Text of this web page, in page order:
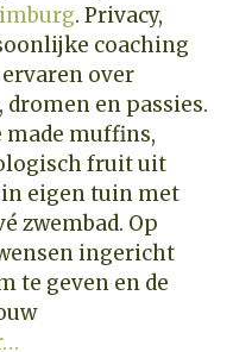
. Privacy,
coaching
over
en passies.
made muffins,
fruit uit
eigen tuin met
zwembad. Op
ingericht
te geven en de